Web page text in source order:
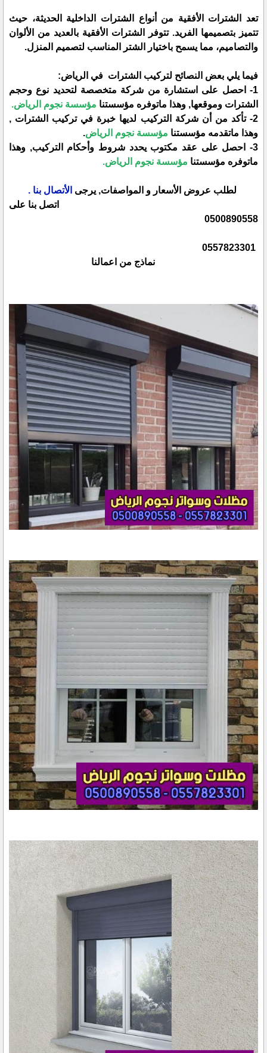
تعد الشترات الأفقية من أنواع الشترات الداخلية الحديثة، حيث
تتميز بتصميمها الفريد. تتوفر الشترات الأفقية بالعديد من الألوان
والتصاميم، مما يسمح باختيار الشتر المناسب لتصميم المنزل.
فيما يلي بعض النصائح لتركيب الشترات في الرياض:
1- احصل على استشارة من شركة متخصصة لتحديد نوع وحجم
الشترات وموقعها, وهذا ماتوفره مؤسستنا مؤسسة نجوم الرياض.
2- تأكد من أن شركة التركيب لديها خبرة في تركيب الشترات ,
وهذا ماتقدمه مؤسستنا مؤسسة نجوم الرياض.
3- احصل على عقد مكتوب يحدد شروط وأحكام التركيب, وهذا
ماتوفره مؤسستنا مؤسسة نجوم الرياض.
لطلب عروض الأسعار و المواصفات, يرجى الأتصال بنا .
اتصل بنا على
0500890558
نماذج من اعمالنا